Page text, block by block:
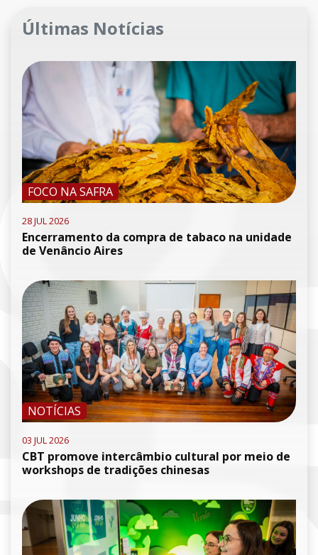
Últimas Notícias
FOCO NA SAFRA
28 JUL 2026
Encerramento da compra de tabaco na unidade
de Venâncio Aires
NOTÍCIAS
03 JUL 2026
CBT promove intercâmbio cultural por meio de
workshops de tradições chinesas